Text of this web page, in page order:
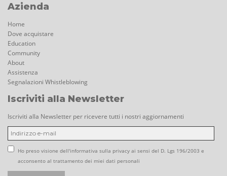
Azienda
Home
Dove acquistare
Education
Community
About
Assistenza
Segnalazioni Whistleblowing
Iscriviti alla Newsletter
Iscriviti alla Newsletter per ricevere tutti i nostri aggiornamenti
Ho preso visione dell'informativa sulla privacy ai sensi del D. Lgs 196/2003 e
acconsento al trattamento dei miei dati personali